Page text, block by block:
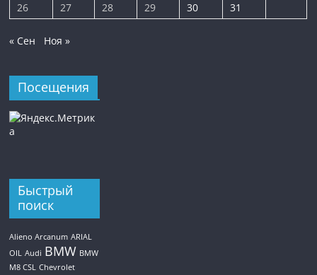
26
27 28 29 30 31
« Сен Ноя »
Посещения
Быстрый
поиск
Alieno Arcanum ARIAL
OIL Audi BMW BMW
M8 CSL Chevrolet